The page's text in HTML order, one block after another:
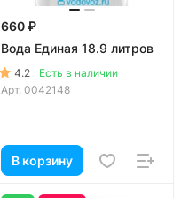
660 ₽
Вода Единая 18.9 литров
4.2
Есть в наличии
Арт. 0042148
В корзину